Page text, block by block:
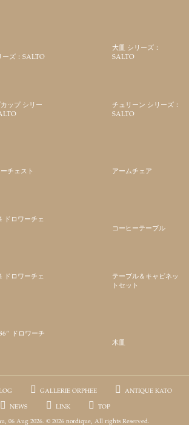
ーズ：SALTO
大皿 シリーズ：
SALTO
ップ シリー
チュリーン シリーズ：
SALTO
チェスト アームチェア
ドロワーチェ
コーヒーテーブル
ドロワーチェ
テーブル＆キャビネッ
トセット
ドロワーチ
木皿
GALLERIE ORPHEE
ANTIQUE KATO
NEWS
LINK
TOP
06 Aug 2026. © 2026 nordique, All rights Reserved.